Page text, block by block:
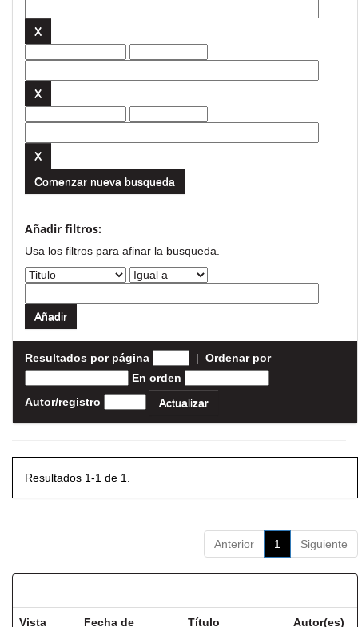
Comenzar nueva busqueda
Añadir filtros:
Usa los filtros para afinar la busqueda.
Resultados por página | Ordenar por
En orden
Autor/registro
Resultados 1-1 de 1.
Anterior 1 Siguiente
Vista
Fecha de
Título Autor(es)